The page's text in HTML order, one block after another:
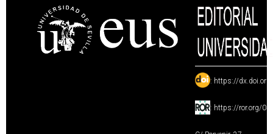
: https://
: https://ror.org/